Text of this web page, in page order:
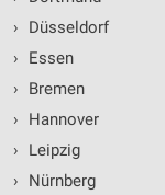
›
Düsseldorf
›
Essen
›
Bremen
›
Hannover
›
Leipzig
›
Nürnberg